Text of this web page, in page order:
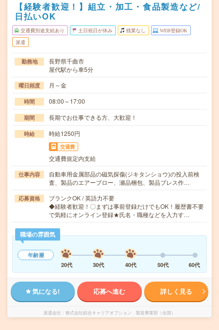
【経験者歓迎！】組立・加工・食品製造など/
日払いOK
交通費別途支給あり 土日祝日が休み 残業なし WEB登録OK
派遣
勤務地
長野県千曲市
屋代駅から車5分
曜日頻度 月～金
時間 08:00～17:00
期間 長期でお仕事できる方、大歓迎！
時給 時給1250円
交通費
交通費規定内支給
仕事内容
自動車用金属部品の磁気探傷(ジキタンショウ)の投入前検
査、製品のエアーブロー、瀬品梱包、製品ブレス作…
応募資格
ブランクOK / 英語力不要
◆経験者歓迎！〇まずは事前登録だけでもOK！履歴書不要
で気軽にオンライン登録★氏名・職種などを入力す…
職場の雰囲気
年齢層
20代
30代 40代 50代 60代
気になる! 応募へ進む 詳しく見る
派遣会社 株式会社綜合キャリアオプション 製造事業部（全国）